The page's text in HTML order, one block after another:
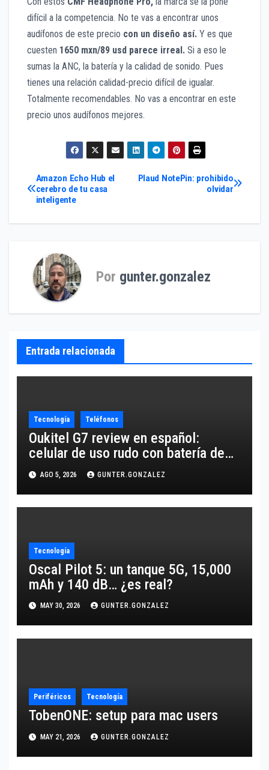
difícil a la competencia. No te vas a encontrar unos
audífonos de este precio con un diseño así. Y es que
cuesten 1650 mxn/89 usd parece irreal. Si a eso le
sumas la ANC, la batería y la calidad de sonido. Pues
tienes una relación calidad-precio difícil de igualar.
Totalmente recomendables. No vas a encontrar en este
precio unos audífonos mejores.
Navegación
de
Plaud NotePin: prohibido
olvidar
Amazon Echo Hub el
cerebro de tu casa
inteligente
Por gunter.gonzalez
Entrada relacionada
Tecnología Teléfonos
Oukitel G7 review en español:
celular de uso rudo con batería de
10,600 mAh
AGO 5, 2026 GUNTER.GONZALEZ
Tecnología
Oscal Pilot 5: un tanque 5G, 15,000
mAh y 140 dB… ¿es real?
MAY 30, 2026 GUNTER.GONZALEZ
Periféricos Tecnología
TobenONE: setup para mac users
MAY 21, 2026 GUNTER.GONZALEZ